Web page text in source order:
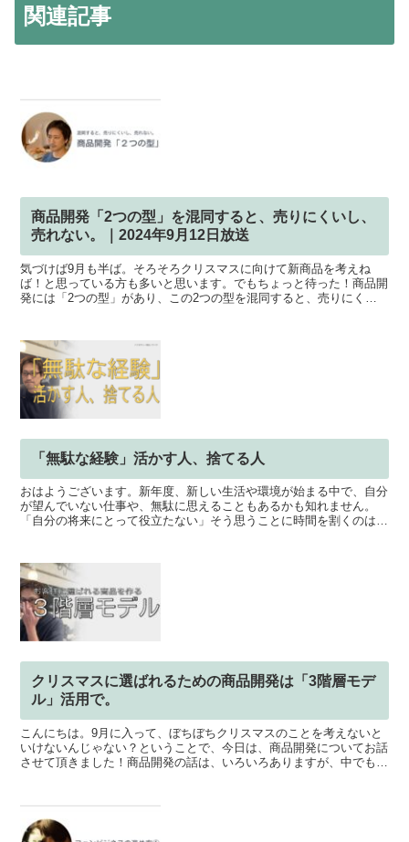
関連記事
商品開発「2つの型」を混同すると、売りにくいし、
売れない。｜2024年9月12日放送
気づけば9月も半ば。そろそろクリスマスに向けて新商品を考えね
ば！と思っている方も多いと思います。でもちょっと待った！商品開
発には「2つの型」があり、この2つの型を混同すると、売りにくい
「無駄な経験」活かす人、捨てる人
おはようございます。新年度、新しい生活や環境が始まる中で、自分
が望んでいない仕事や、無駄に思えることもあるかも知れません。
「自分の将来にとって役立たない」そう思うことに時間を割くのは辛
クリスマスに選ばれるための商品開発は「3階層モデ
ル」活用で。
こんにちは。9月に入って、ぼちぼちクリスマスのことを考えないと
いけないんじゃない？ということで、今日は、商品開発についてお話
させて頂きました！商品開発の話は、いろいろありますが、中でも今